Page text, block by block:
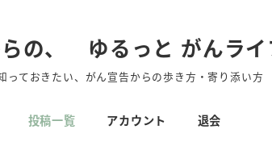
の、 ゆるっと がんラ
っておきたい、がん宣告からの歩き方・寄り添い方
投稿一覧 アカウント 退会